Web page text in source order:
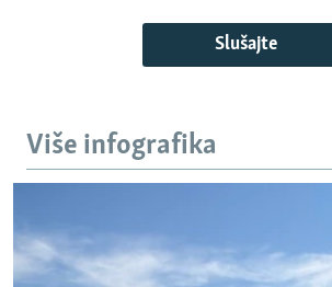
Slušajte
Više infografika